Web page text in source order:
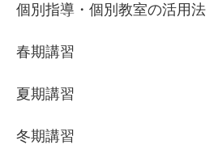
個別指導・個別教室の活用法
春期講習
夏期講習
冬期講習